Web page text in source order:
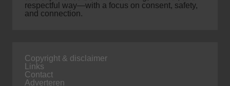
respectful way—with a focus on consent, safety,
and connection.
Copyright & disclaimer
Links
Contact
Adverteren